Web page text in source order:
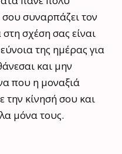
συναρπάζει τον
σχέση σας είναι
της ημέρας για
και μην
που η μοναξιά
την κίνησή σου και
μόνα τους.